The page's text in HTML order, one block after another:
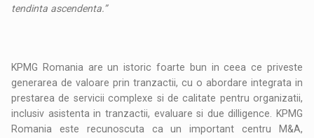
tendinta ascendenta.”
KPMG Romania are un istoric foarte bun in ceea ce priveste
generarea de valoare prin tranzactii, cu o abordare integrata in
prestarea de servicii complexe si de calitate pentru organizatii,
inclusiv asistenta in tranzactii, evaluare si due dilligence. KPMG
Romania este recunoscuta ca un important centru M&A,